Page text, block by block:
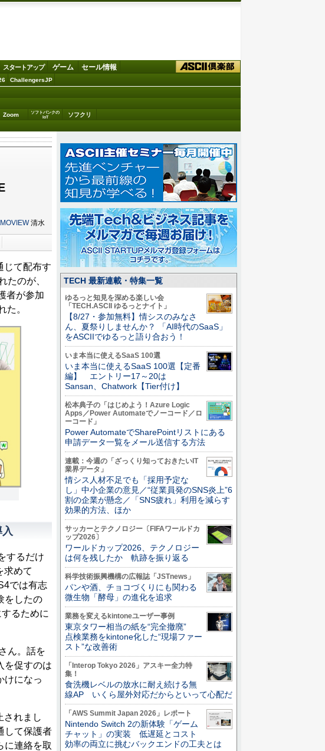
スタートアップ ゲーム セール情報
ChallengersJP
Zoom
ソフトバンクの
IoT
ソフクリ
MOVIEW清水
じて配布す
たのが、
者が参加
た。
するだけ
求めて
では有志
をしたの
るために
ん。話を
を促すのは
けになっ
されまし
して保護者
に連絡を取
TECH 最新連載・特集一覧
ゆるっと知見を深める楽しい会
「TECH.ASCII ゆるっとナイト」
【8/27・参加無料】情シスのみなさ
ん、夏祭りしませんか？ 「AI時代のSaaS」
をASCIIでゆるっと語り合おう！
いま本当に使えるSaaS 100選
いま本当に使えるSaaS 100選【定番
編】 エントリー17～20は
Sansan、Chatwork【Tier付け】
松本典子の「はじめよう！Azure Logic
Apps／Power Automateでノーコード／ロ
ーコード」
Power AutomateでSharePointリストにある
申請データ一覧をメール送信する方法
連載：今週の「ざっくり知っておきたいIT
業界データ」
情シス人材不足でも「採用予定な
し」中小企業の意見／“従業員発のSNS炎上”6
割の企業が懸念／「SNS疲れ」利用を減らす
効果的方法、ほか
サッカーとテクノロジー〔FIFAワールドカ
ップ2026〕
ワールドカップ2026、テクノロジー
は何を残したか 軌跡を振り返る
科学技術振興機構の広報誌「JSTnews」
パンや酒、チョコづくりにも関わる
微生物「酵母」の進化を追求
業務を変えるkintoneユーザー事例
東京タワー相当の紙を“完全撤廃”
点検業務をkintone化した“現場ファー
スト”な改善術
「Interop Tokyo 2026」アスキー全力特
集！
食洗機レベルの放水に耐え続ける無
線AP いくら屋外対応だからといって心配だ
「AWS Summit Japan 2026」レポート
Nintendo Switch 2の新体験「ゲーム
チャット」の実装 低遅延とコスト
効率の両立に挑むバックエンドの工夫とは